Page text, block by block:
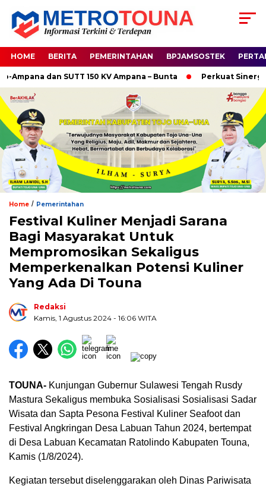
HOME BERITA PEMERINTAHAN BPJAMSOSTEK
dan SUTT 150 KV Ampana – Bunta Perkuat Sinergi
Home / Pemerintahan
Festival Kuliner Menjadi Sarana
Bagi Masyarakat Untuk
Mempromosikan Sekaligus
Memperkenalkan Potensi Kuliner
Yang Ada Di Touna
Redaksi
Kamis, 1 Agustus 2024 - 16:06 WITA
TOUNA- Kunjungan Gubernur Sulawesi Tengah Rusdy
Mastura Sekaligus membuka Sosialisasi Sosialisasi Sadar
Wisata dan Sapta Pesona Festival Kuliner Seafoot dan
Festival Angkringan Desa Labuan Tahun 2024, bertempat
di Desa Labuan Kecamatan Ratolindo Kabupaten Touna,
Kamis (1/8/2024).
Kegiatan tersebut diselenggarakan oleh Dinas Pariwisata